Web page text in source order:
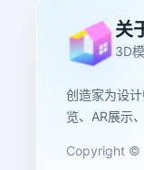
关
3D
创造家为设
览、AR展示
Copyright ©